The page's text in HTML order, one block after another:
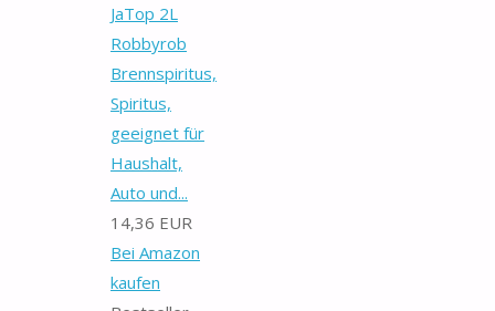
JaTop 2L
Robbyrob
Brennspiritus,
Spiritus,
geeignet für
Haushalt,
Auto und...
14,36 EUR
Bei Amazon
kaufen